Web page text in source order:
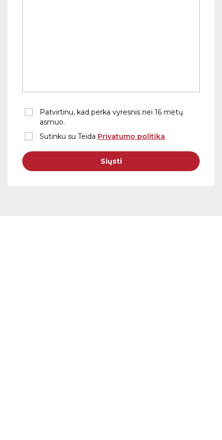
Patvirtinu, kad perka vyresnis nei 16 metų
asmuo.
Sutinku su Teida Privatumo politika